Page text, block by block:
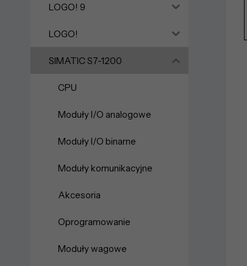
LOGO! 9
LOGO!
SIMATIC S7-1200
CPU
Moduły I/O analogowe
Moduły I/O binarne
Moduły komunikacyjne
Akcesoria
Oprogramowanie
Moduły wagowe